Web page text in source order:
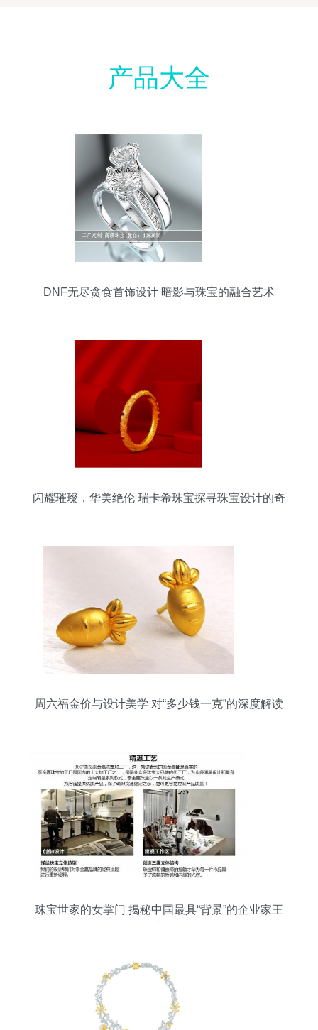
产品大全
DNF无尽贪食首饰设计 暗影与珠宝的融合艺术
闪耀璀璨，华美绝伦 瑞卡希珠宝探寻珠宝设计的奇
周六福金价与设计美学 对“多少钱一克”的深度解读
珠宝世家的女掌门 揭秘中国最具“背景”的企业家王